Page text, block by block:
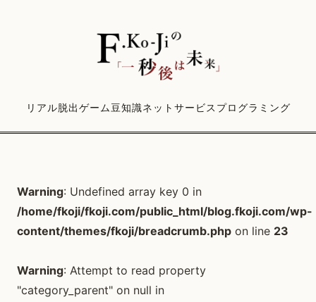
リアル脱出ゲーム豆知識ネットサービス プログラミング
Warning: Undefined array key 0 in
/home/fkoji/fkoji.com/public_html/blog.fkoji.com/wp-
content/themes/fkoji/breadcrumb.php on line 23
Warning: Attempt to read property
"category_parent" on null in